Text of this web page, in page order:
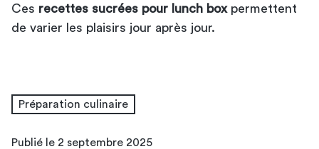
Ces recettes sucrées pour lunch boxpermettent
de varier les plaisirs jour après jour.
Préparation culinaire
Publié le 2 septembre 2025